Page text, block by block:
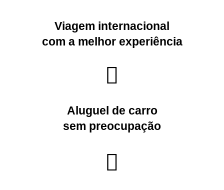
Viagem internacional
com a melhor experiência
Aluguel de carro
sem preocupação